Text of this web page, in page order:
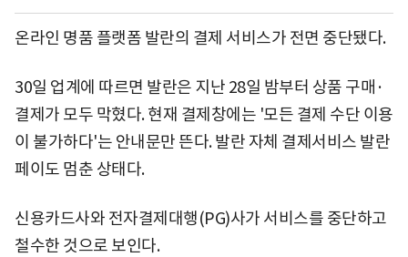
온라인 명품 플랫폼 발란의 결제 서비스가 전면 중단됐다.
30일 업계에 따르면 발란은 지난 28일 밤부터 상품 구매·
결제가 모두 막혔다. 현재 결제창에는 '모든 결제 수단 이용
이 불가하다'는 안내문만 뜬다. 발란 자체 결제서비스 발란
페이도 멈춘 상태다.
신용카드사와 전자결제대행(PG)사가 서비스를 중단하고
철수한 것으로 보인다.